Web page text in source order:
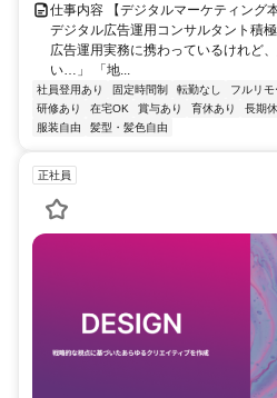
仕事内容 【デジタルマーケティング
デジタル広告運用コンサルタント積
広告運用実務に携わっているけれど
い…」 「地...
社員登用あり 固定時間制 転勤なし フルリモ
研修あり
在宅OK 賞与あり 育休あり 長期
服装自由
髪型・髪色自由
正社員